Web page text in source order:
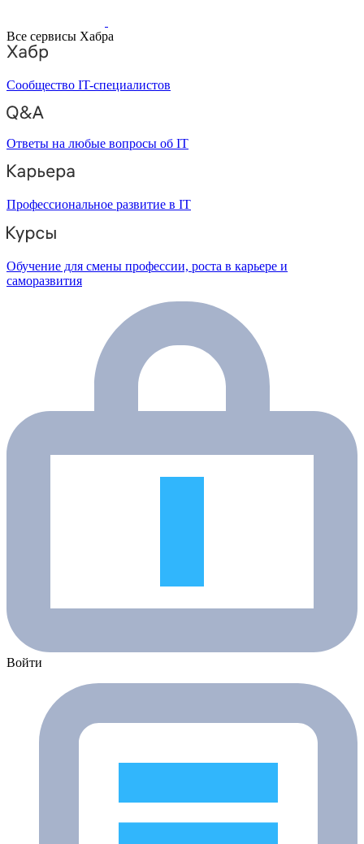
Все сервисы Хабра
Сообщество IT-специалистов
Ответы на любые вопросы об IT
Профессиональное развитие в IT
Обучение для смены профессии, роста в карьере и
саморазвития
Войти